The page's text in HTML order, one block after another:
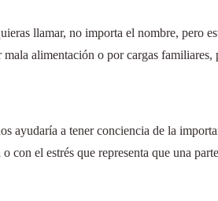
llamar, no importa el nombre, pero
alimentación o por cargas familiares,
ayudaría a tener conciencia de la
con el estrés que representa que una